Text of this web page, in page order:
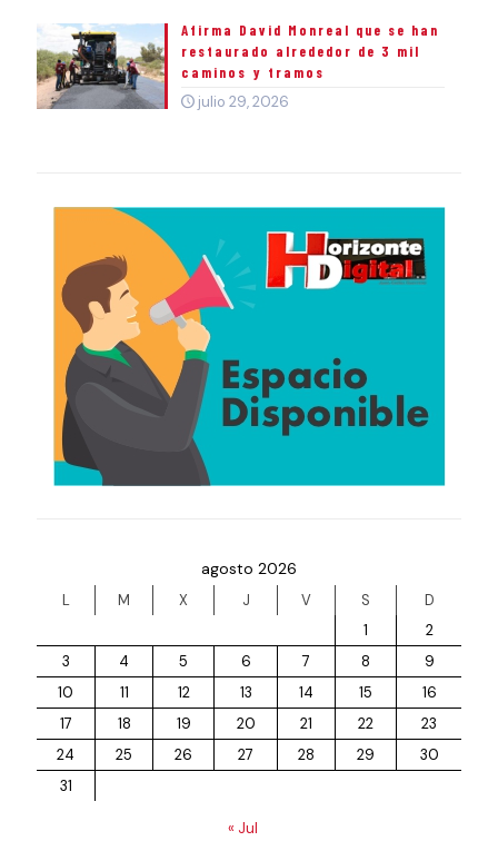
Afirma David Monreal que se han
restaurado alrededor de 3 mil
caminos y tramos
julio 29, 2026
agosto 2026
L M X J V S
D
1
2
3
4 5 6 7 8
9
10
11 12 13 14 15
16
17
18 19 20 21 22
23
24
25 26 27 28 29
30
31
« Jul